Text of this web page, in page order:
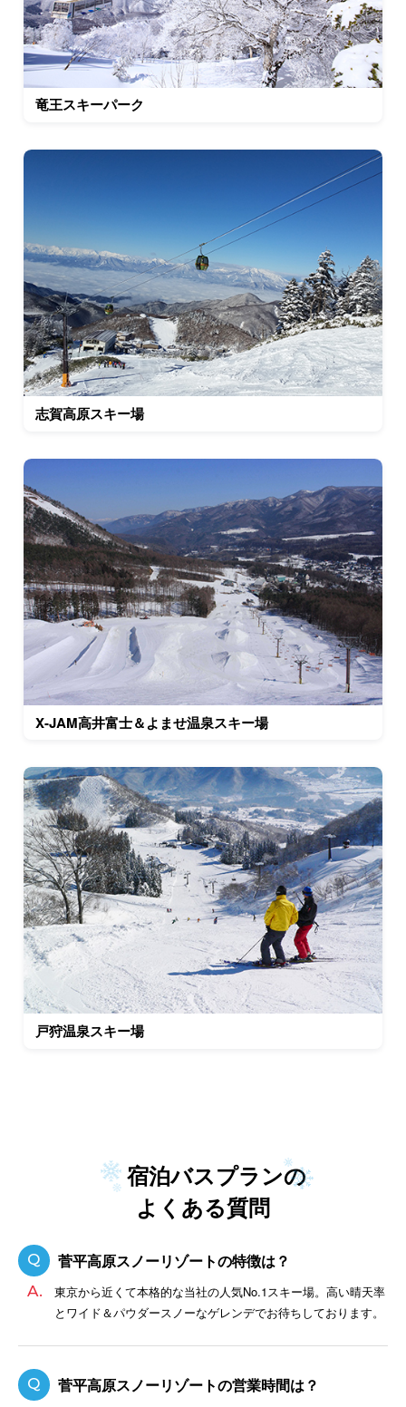
竜王スキーパーク
志賀高原スキー場
X-JAM高井富士＆よませ温泉スキー場
戸狩温泉スキー場
宿泊バスプランの
よくある質問
菅平高原スノーリゾートの特徴は？
東京から近くて本格的な当社の人気No.1スキー場。高い晴天率
とワイド＆パウダースノーなゲレンデでお待ちしております。
菅平高原スノーリゾートの営業時間は？